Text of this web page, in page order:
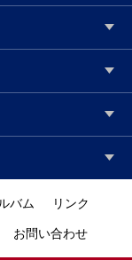
バム リンク
お問い合わせ